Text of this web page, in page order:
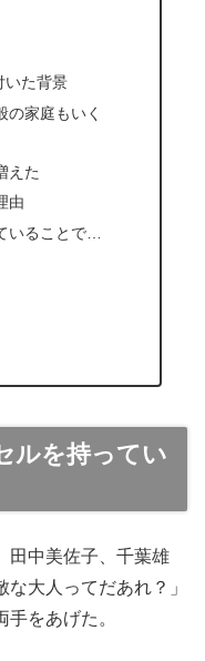
いた背景
の家庭もいく
えた
由
いることで…
ルを持ってい
田中美佐子、千葉雄
大人ってだあれ？」
をあげた。